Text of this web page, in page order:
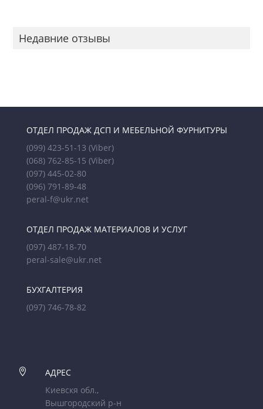
Недавние отзывы
ОТДЕЛ ПРОДАЖ ДСП И МЕБЕЛЬНОЙ ФУРНИТУРЫ
(099) 423-51-13 (Viber)
(068) 762-85-15 (Viber)
(097) 445-02-80
(096) 791-89-48
peral-f@ukr.net
ОТДЕЛ ПРОДАЖ МАТЕРИАЛОВ И УСЛУГ
(097) 487-18-70
peral-sale@ukr.net
БУХГАЛТЕРИЯ
(097) 746-78-82

АДРЕС
Киевскя обл.,
Вышгородский р-н